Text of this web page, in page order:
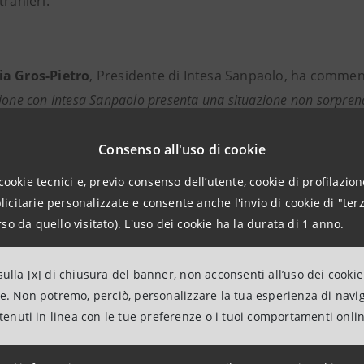
Consenso all'uso di cookie
tecnici e, previo consenso dell’utente, cookie di
personalizzate e consente anche l'invio di cookie di
da quello visitato). L'uso dei cookie ha la durata di 1 anno.
[x] di chiusura del banner, non acconsenti all’uso dei
Non potremo, perciò, personalizzare la tua esperienza di
in linea con le tue preferenze o i tuoi comportamenti
Gros-Pietro, Presidente di Intesa Sanpaolo, ha
con Intesa Sanpaolo presenta una situazione non
italiana lavorando con oltre 100 atenei,
le nuove sfide. Quasi uno su due degli atenei italiani è tra i
in Italia le opportunità per un’alta formazione
l’istruzione universitaria, Intesa Sanpaolo offre a tutti gli
a un prestito a lungo termine senza garanzie. Di fronte a
italiana - apprezzata all’estero - deve
la competitività del nostro Paese”.
, presidente onorario di italiadecide, ha affermato: “
dell’Italia ha finora dimostrato, con dati oggettivi,
il turismo e ora l’alta formazione è migliore di quanto